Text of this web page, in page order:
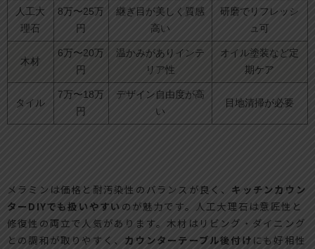
人工大
理石
8万〜25万
円
継ぎ目が美しく質感
高い
研磨でリフレッシ
ュ可
木材
6万〜20万
円
温かみがありインテ
リア性
オイル塗装など定
期ケア
タイル
7万〜18万
円
デザイン自由度が高
い
目地清掃が必要
メラミンは価格と耐汚染性のバランスが良く、 キッチンカウン
ターDIYでも扱いやすい のが魅力です。人工大理石は意匠性と
修復性の両立で人気があります。木材はリビング・ダイニング
との調和が取りやすく、 カウンターテーブル後付け にも好相性